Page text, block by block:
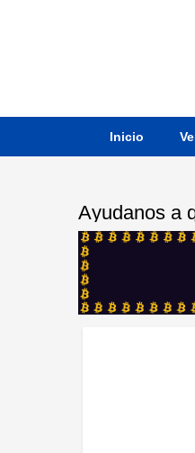
Inicio
Ayudanos a